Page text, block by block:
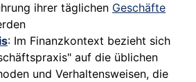
ihrer täglichen Geschäfte
: Im Finanzkontext bezieht sich
auf die üblichen
und Verhaltensweisen, die